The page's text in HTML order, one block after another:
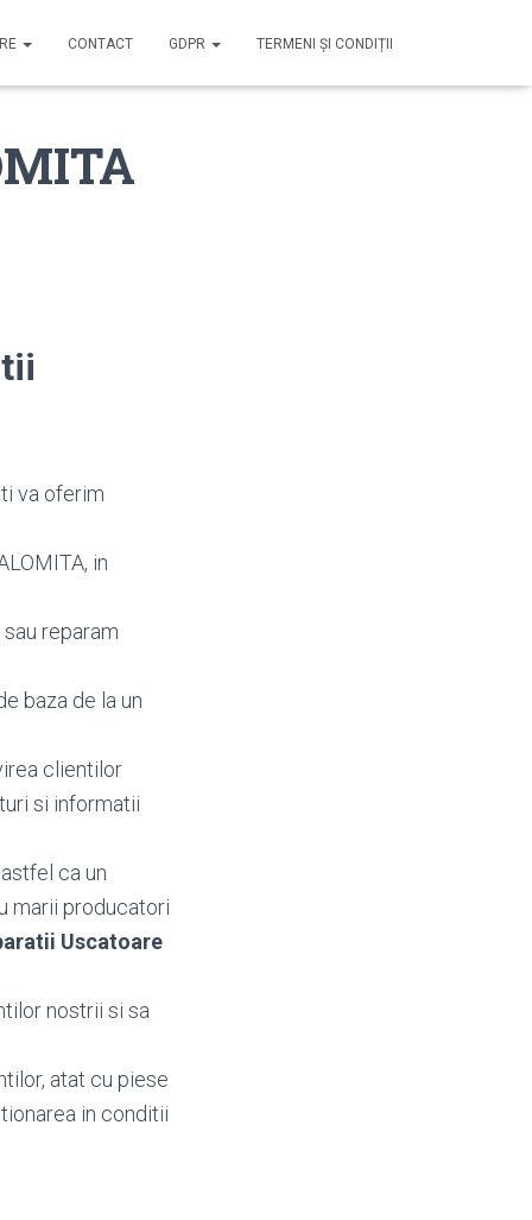
CONTACT GDPR TERMENI ȘI CONDIȚII
va oferim
in
reparam
baza de la un
clientilor
si informatii
ca un
marii producatori
Uscatoare
nostrii si sa
atat cu piese
in conditii